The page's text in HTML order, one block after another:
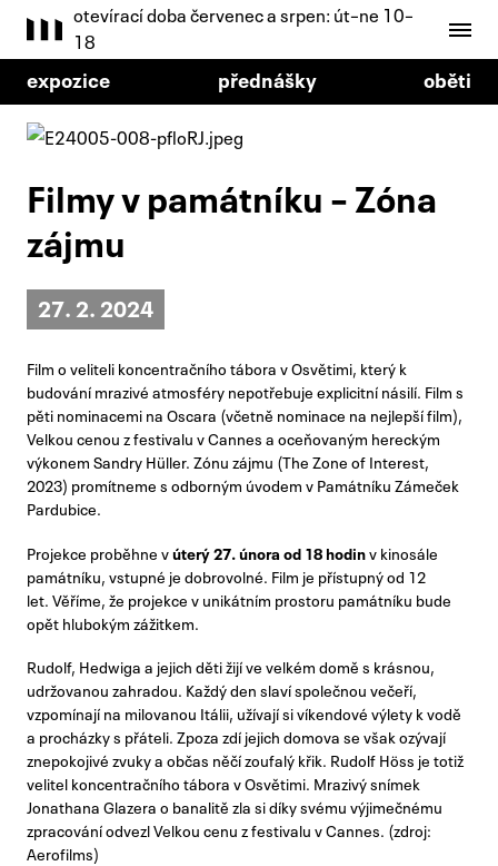
otevírací doba červenec a srpen: út–ne 10–
18
expozice přednášky oběti
Filmy v památníku – Zóna
zájmu
27. 2. 2024
Film o veliteli koncentračního tábora v Osvětimi, který k
budování mrazivé atmosféry nepotřebuje explicitní násilí. Film s
pěti nominacemi na Oscara (včetně nominace na nejlepší film),
Velkou cenou z festivalu v Cannes a oceňovaným hereckým
výkonem Sandry Hüller. Zónu zájmu (The Zone of Interest,
2023) promítneme s odborným úvodem v Památníku Zámeček
Pardubice.
Projekce proběhne vúterý 27. února od 18 hodinv kinosále
památníku, vstupné je dobrovolné. Film je přístupný od 12
let. Věříme, že projekce v unikátním prostoru památníku bude
opět hlubokým zážitkem.
Rudolf, Hedwiga a jejich děti žijí ve velkém domě s krásnou,
udržovanou zahradou. Každý den slaví společnou večeří,
vzpomínají na milovanou Itálii, užívají si víkendové výlety k vodě
a procházky s přáteli. Zpoza zdí jejich domova se však ozývají
znepokojivé zvuky a občas něčí zoufalý křik. Rudolf Höss je totiž
velitel koncentračního tábora v Osvětimi. Mrazivý snímek
Jonathana Glazera o banalitě zla si díky svému výjimečnému
zpracování odvezl Velkou cenu z festivalu v Cannes. (zdroj:
Aerofilms)